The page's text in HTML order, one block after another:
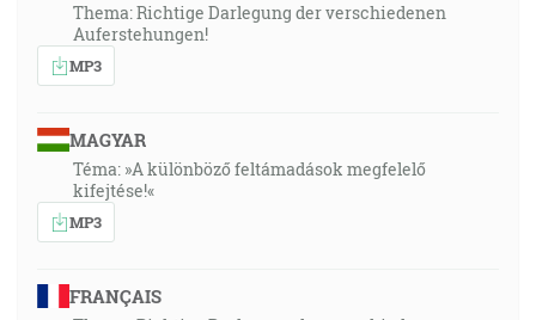
Thema: Richtige Darlegung der verschiedenen
Auferstehungen!
MP3
MAGYAR
Téma: »A különböző feltámadások megfelelő
kifejtése!«
MP3
FRANÇAIS